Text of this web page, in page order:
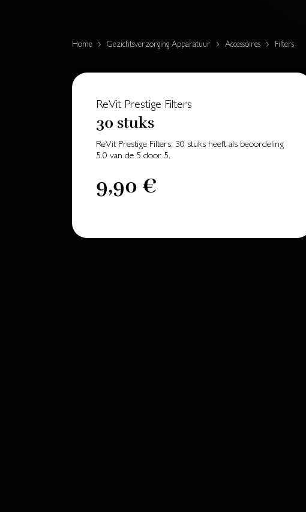
Home Gezichtsverzorging Apparatuur Accessoires Filters
ReVit Prestige Filters
30 stuks
ReVit Prestige Filters, 30 stuks heeft als beoordeling
5.0 van de 5 door 5.
9,90 €